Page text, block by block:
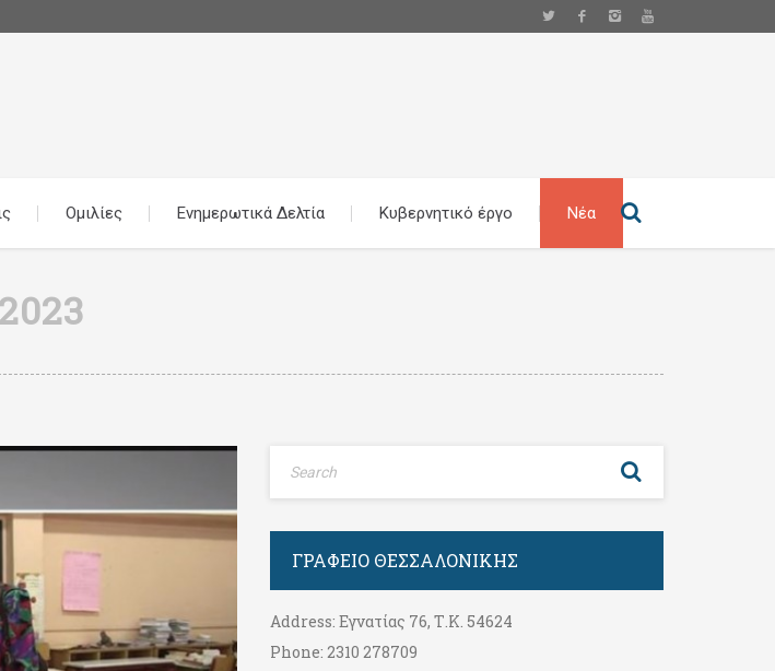
Ομιλίες Ενημερωτικά Δελτία Κυβερνητικό έργο Νέα
ΓΡΑΦΕΊΟ ΘΕΣΣΑΛΟΝΊΚΗΣ
Address: Εγνατίας 76, Τ.Κ. 54624
Phone: 2310 278709